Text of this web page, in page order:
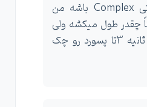
حروف بزرگ یا حتی Complex باشه من
چقدر طول میکشه ولی
برای مثال من هر ثانیه 3تا پسورد رو چک